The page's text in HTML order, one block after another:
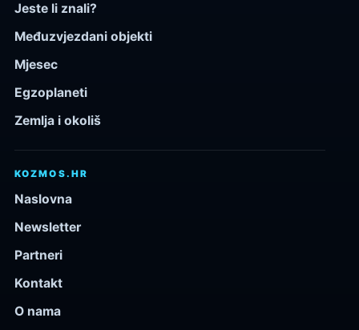
Jeste li znali?
Međuzvjezdani objekti
Mjesec
Egzoplaneti
Zemlja i okoliš
KOZMOS.HR
Naslovna
Newsletter
Partneri
Kontakt
O nama